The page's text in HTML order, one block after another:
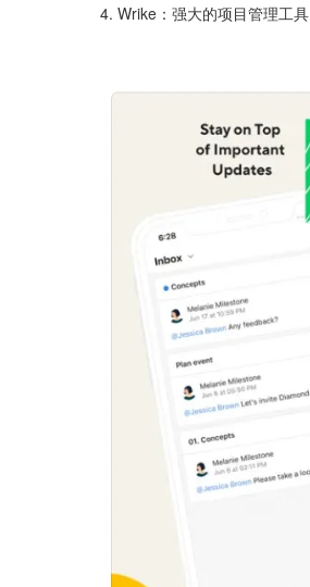
4. Wrike：强大的项目管理工具